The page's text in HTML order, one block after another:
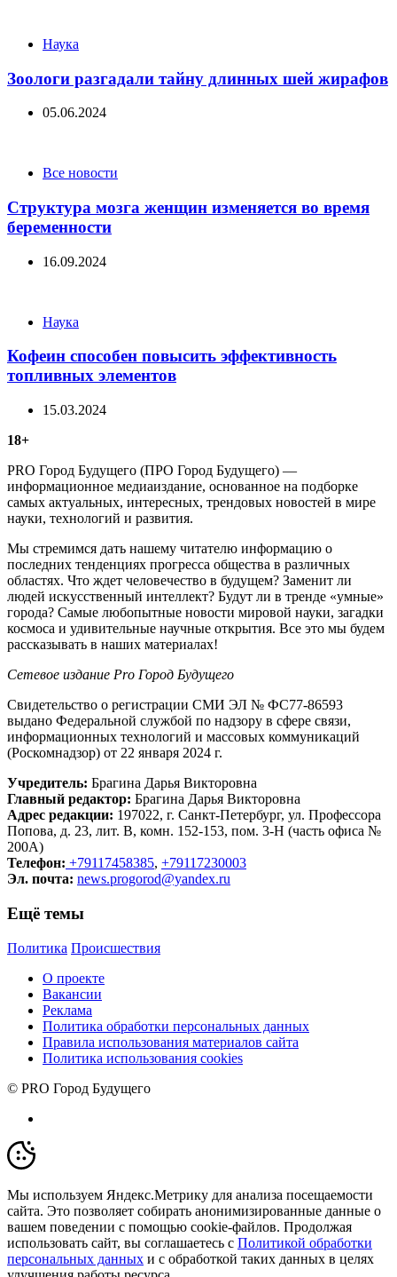
Categories
Наука
Зоологи разгадали тайну длинных шей жирафов
05.06.2024
CategoriesВсе новости
Структура мозга женщин изменяется во время
беременности
16.09.2024
Categories
Наука
Кофеин способен повысить эффективность
топливных элементов
15.03.2024
18+
PRO Город Будущего (ПРО Город Будущего) —
информационное медиаиздание, основанное на подборке
самых актуальных, интересных, трендовых новостей в мире
науки, технологий и развития.
Мы стремимся дать нашему читателю информацию о
последних тенденциях прогресса общества в различных
областях. Что ждет человечество в будущем? Заменит ли
людей искусственный интеллект? Будут ли в тренде «умные»
города? Самые любопытные новости мировой науки, загадки
космоса и удивительные научные открытия. Все это мы будем
рассказывать в наших материалах!
Сетевое издание Рrо Город Будущего
Свидетельство о регистрации СМИ ЭЛ № ФС77-86593
выдано Федеральной службой по надзору в сфере связи,
информационных технологий и массовых коммуникаций
(Роскомнадзор) от 22 января 2024 г.
Учредитель: Брагина Дарья Викторовна
Главный редактор: Брагина Дарья Викторовна
Адрес редакции: 197022, г. Санкт-Петербург, ул. Профессора
Попова, д. 23, лит. В, комн. 152-153, пом. 3-Н (часть офиса №
200А)
Телефон: +79117458385, +79117230003
Эл. почта: news.progorod@yandex.ru
Ещё темы
Политика Происшествия
О проекте
Вакансии
Реклама
Политика обработки персональных данных
Правила использования материалов сайта
Политика использования cookies
© PRO Город Будущего
Мы используем Яндекс.Метрику для анализа посещаемости
сайта. Это позволяет собирать анонимизированные данные о
вашем поведении с помощью cookie-файлов. Продолжая
использовать сайт, вы соглашаетесь с Политикой обработки
персональных данных и с обработкой таких данных в целях